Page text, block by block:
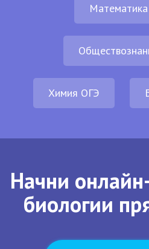
Химия ОГЭ
Начни
биологии